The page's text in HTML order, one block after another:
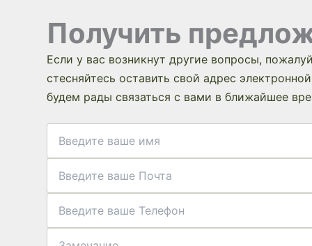
Получить
Если у вас возникнут другие вопросы,
стесняйтесь оставить свой адрес
будем рады связаться с вами в ближайшее